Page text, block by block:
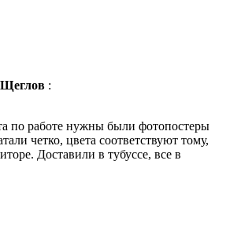
:
по работе нужны были фотопостеры
четко, цвета соответствуют тому,
Доставили в тубуссе, все в